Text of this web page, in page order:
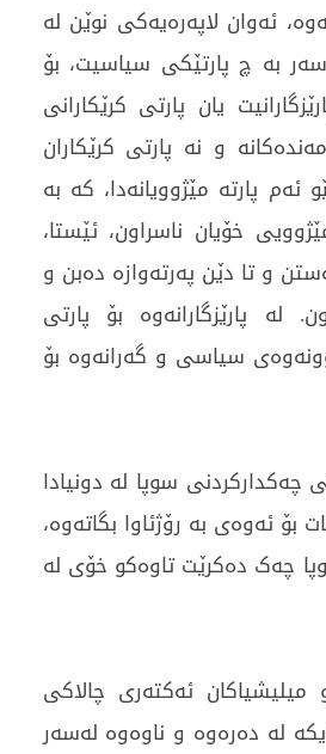
ئەوان لاپەرەیەکی نوێن لە
سەر بە چ پارتێکی سیاسیت، بۆ
یان پارتی کرێکارانی
و نە پارتی کرێکاران
پارتە مێژوویانەدا، کە بە
خۆیان ناسراون، ئێستا،
و تا دێن پەرتەوازە دەبن و
پارێزگارانەوە بۆ پارتی
سیاسی و گەرانەوە بۆ
چەکدارکردنی سوپا لە دونیادا
ئەوەی بە رۆژئاوا بگاتەوە،
چەک دەکرێت تاوەکو خۆی لە
ئەکتەری چالاکی
لە دەرەوە و ناوەوە لەسەر